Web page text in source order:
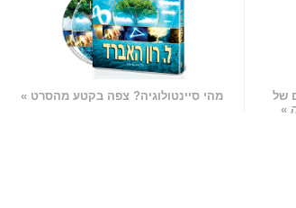
מהי סיינטולוגיה? צפה בקטע מהסרט »
של
»